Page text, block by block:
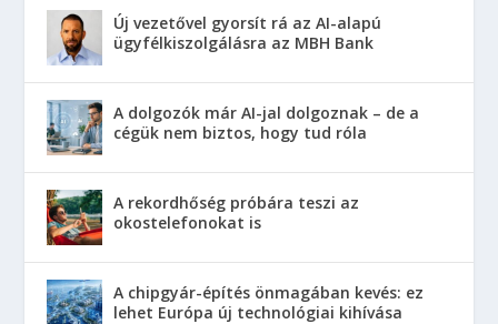
Új vezetővel gyorsít rá az AI-alapú
ügyfélkiszolgálásra az MBH Bank
A dolgozók már AI-jal dolgoznak – de a
cégük nem biztos, hogy tud róla
A rekordhőség próbára teszi az
okostelefonokat is
A chipgyár-építés önmagában kevés: ez
lehet Európa új technológiai kihívása